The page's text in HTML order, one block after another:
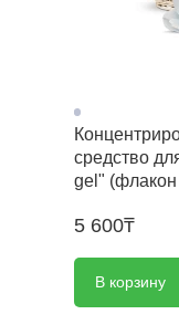
средство
gel"
5 600₸
В корзину